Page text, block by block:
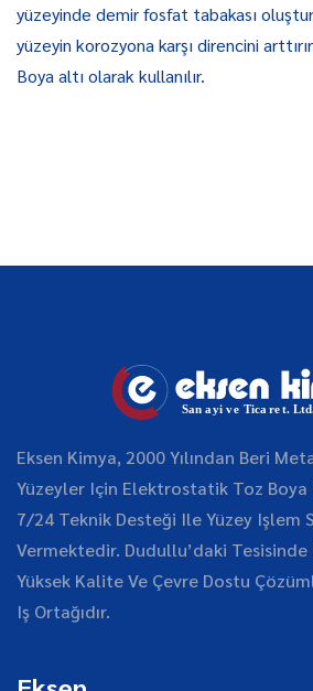
yüzeyinde demir fosfat tabakası
yüzeyin korozyona karşı direncini
Boya altı olarak kullanılır.
Eksen Kimya, 2000 Yılından Beri
Yüzeyler Için Elektrostatik Toz Boya
7/24 Teknik Desteği Ile Yüzey Işlem
Vermektedir. Dudullu’daki
Yüksek Kalite Ve Çevre Dostu
Iş Ortağıdır.